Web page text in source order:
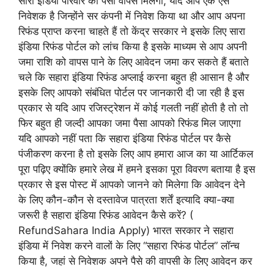
निवेशक है जिन्होंने सर कंपनी में निवेश किया था और आप अपना
रिफंड प्राप्त करना चाहते हैं तो केंद्र सरकार ने इसके लिए सारा
इंडिया रिफंड पोर्टल को लांच किया है इसके माध्यम से आप अपनी
जमा राशि को वापस पाने के लिए आवेदन जमा कर सकते हैं बताते
चले कि सहारा इंडिया रिफंड अप्लाई करना बहुत ही आसान है और
इसके लिए आपको संबंधित पोर्टल पर जानकारी दी जा रही है इस
प्रकार से यदि आप रजिस्ट्रेशन में कोई गलती नहीं होती है तो तो
फिर बहुत ही जल्दी आपका जमा पैसा आपको रिफंड मिल जाएगा
यदि आपको नहीं पता कि सहारा इंडिया रिफंड पोर्टल पर कैसे
पंजीकरण करना है तो इसके लिए आप हमारा आज का या आर्टिकल
पूरा पढ़िए क्योंकि हमारे लेख में हमने इसका पूरा विवरण बताया है इस
प्रकार से इस पोस्ट में आपको जानने को मिलेगा कि आवेदन देने
के लिए कौन-कौन से दस्तावेज पात्रता शर्तें इत्यादि क्या-क्या
जरूरी है सहारा इंडिया रिफंड आवेदन कैसे करें? (
RefundSahara India Apply) भारत सरकार ने सहारा
इंडिया में निवेश करने वालों के लिए “सहारा रिफंड पोर्टल” लॉन्च
किया है, जहां से निवेशक अपने पैसे की वापसी के लिए आवेदन कर